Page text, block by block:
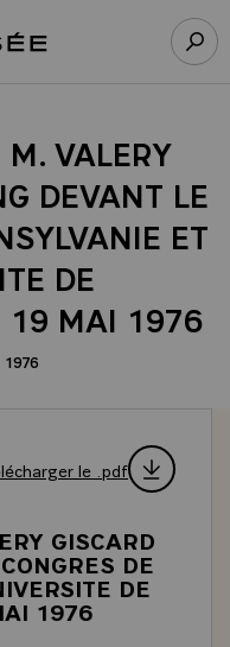
à l’accueil Élysée
VALERY
DEVANT LE
ET
DE
19 MAI 1976
1976
le .pdf
GISCARD
DE
DE
1976